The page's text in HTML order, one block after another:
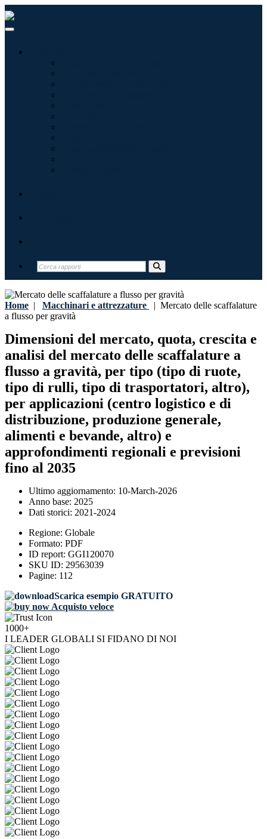
Home | Macchinari e attrezzature | Mercato delle scaffalature
a flusso per gravità
Dimensioni del mercato, quota, crescita e
analisi del mercato delle scaffalature a
flusso a gravità, per tipo (tipo di ruote,
tipo di rulli, tipo di trasportatori, altro),
per applicazioni (centro logistico e di
distribuzione, produzione generale,
alimenti e bevande, altro) e
approfondimenti regionali e previsioni
fino al 2035
Ultimo aggiornamento: 10-March-2026
Anno base: 2025
Dati storici: 2021-2024
Regione: Globale
Formato: PDF
ID report: GGI120070
SKU ID: 29563039
Pagine: 112
Scarica esempio GRATUITO
Acquisto veloce
1000+
I LEADER GLOBALI SI FIDANO DI NOI